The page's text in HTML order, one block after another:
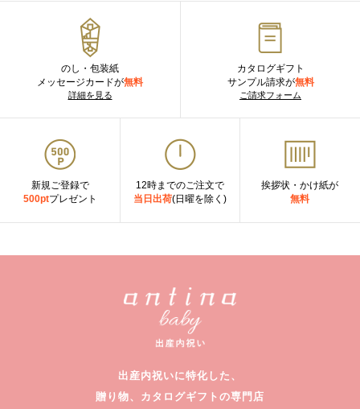
のし・包装紙
メッセージカードが無料
詳細を見る
カタログギフト
サンプル請求が無料
ご請求フォーム
新規ご登録で
500ptプレゼント
12時までのご注文で
当日出荷(日曜を除く)
挨拶状・かけ紙が
無料
出産内祝いに特化した、
贈り物、カタログギフトの専門店